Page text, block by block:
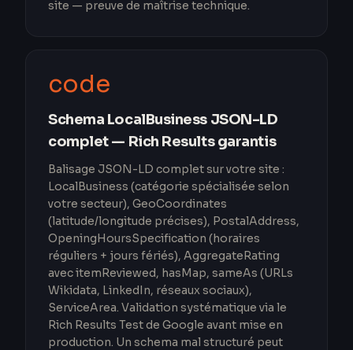
site — preuve de maîtrise technique.
code
Schema LocalBusiness JSON-LD
complet — Rich Results garantis
Balisage JSON-LD complet sur votre site :
LocalBusiness (catégorie spécialisée selon
votre secteur), GeoCoordinates
(latitude/longitude précises), PostalAddress,
OpeningHoursSpecification (horaires
réguliers + jours fériés), AggregateRating
avec itemReviewed, hasMap, sameAs (URLs
Wikidata, LinkedIn, réseaux sociaux),
ServiceArea. Validation systématique via le
Rich Results Test de Google avant mise en
production. Un schema mal structuré peut